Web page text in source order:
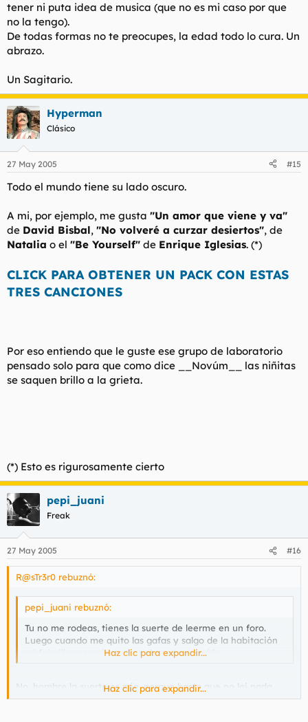
tener ni puta idea de musica (que no es mi caso por que
no la tengo).
De todas formas no te preocupes, la edad todo lo cura. Un
abrazo.
Un Sagitario.
Hyperman
Clásico
27 May 2005 #15
Todo el mundo tiene su lado oscuro.
A mi, por ejemplo, me gusta "Un amor que viene y va"
de David Bisbal, "No volveré a curzar desiertos", de
Natalia o el "Be Yourself" de Enrique Iglesias. (*)
CLICK PARA OBTENER UN PACK CON ESTAS
TRES CANCIONES
Por eso entiendo que le guste ese grupo de laboratorio
pensado solo para que como dice __Novúm__ las niñitas
se saquen brillo a la grieta.
(*) Esto es rigurosamente cierto
pepi_juani
Freak
27 May 2005 #16
R@sTr3r0 rebuznó:
pepi_juani rebuznó:
Tu no me rodeas, tienes la suerte de leerme en un foro.
Luego cuando me quito las gafas y salgo de la habitación
mi faimilia me quiere y me da amor y cariño.
Haz clic para expandir...
No, hombre la suerte es mia, porque hasta que no lei nada
tuyo no me habia dado cuenta a donde puede llegar la
Haz clic para expandir...